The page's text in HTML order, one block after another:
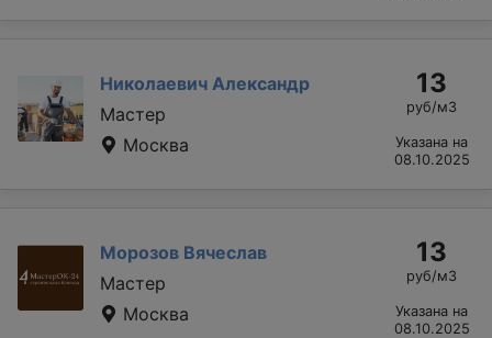
Николаевич Александр
Мастер
Москва
13
руб/м3
Указана на
08.10.2025
Морозов Вячеслав
Мастер
Москва
13
руб/м3
Указана на
08.10.2025